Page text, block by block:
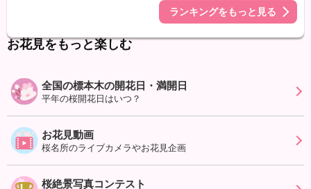
ランキングをもっと見る
お花見をもっと楽しむ
全国の標本木の開花日・満開日
平年の桜開花日はいつ？
お花見動画
桜名所のライブカメラやお花見企画
桜絶景写真コンテスト